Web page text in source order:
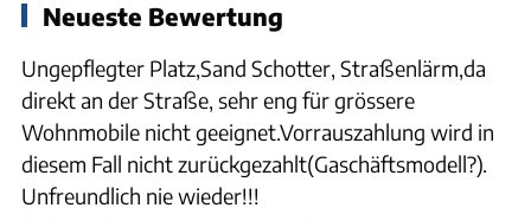
Neueste Bewertung
Ungepflegter Platz,Sand Schotter, Straßenlärm,da
direkt an der Straße, sehr eng für grössere
Wohnmobile nicht geeignet.Vorrauszahlung wird in
diesem Fall nicht zurückgezahlt(Gaschäftsmodell?).
Unfreundlich nie wieder!!!